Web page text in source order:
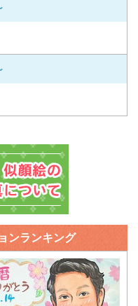
ンランキング